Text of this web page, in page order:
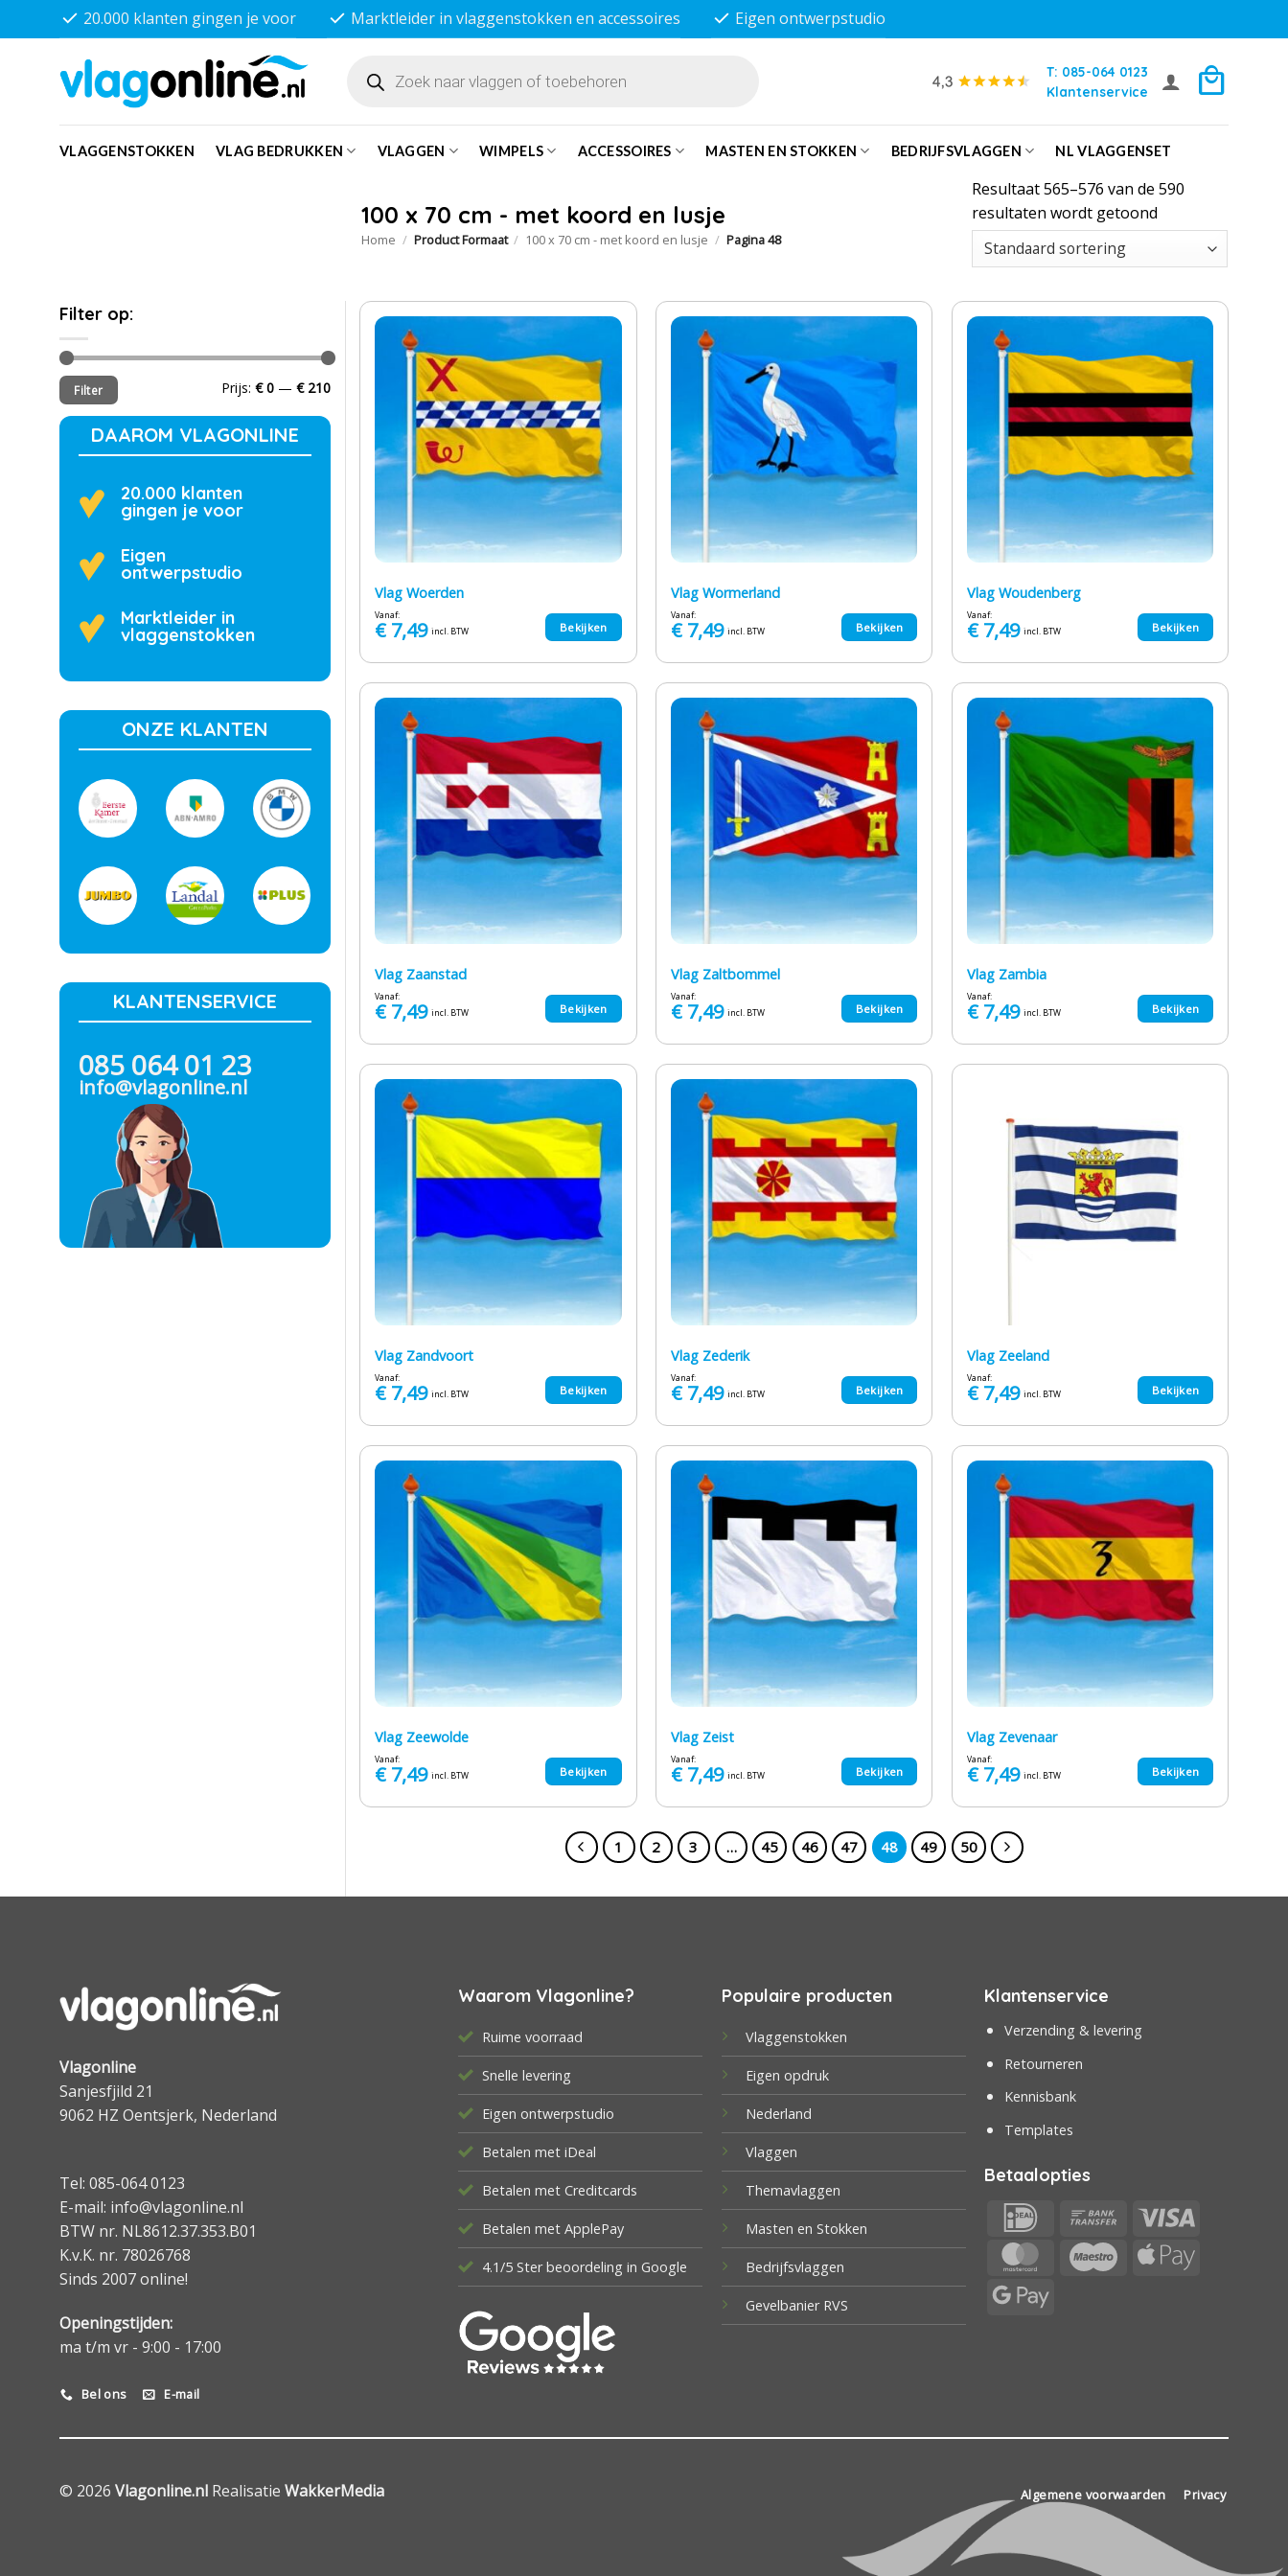
naar
20.000 klanten gingen je voor Marktleider in vlaggenstokken en accessoires Eigen ontwerpstudio
zoeken
T: 085-064 0123
Klantenservice
VLAGGENSTOKKEN VLAG BEDRUKKEN VLAGGEN WIMPELS ACCESSOIRES MASTEN EN STOKKEN BEDRIJFSVLAGGEN NL VLAGGENSET
100 x 70 cm - met koord en lusje
Home / Product Formaat / 100 x 70 cm - met koord en lusje / Pagina 48
Resultaat 565–576 van de 590
resultaten wordt getoond
Filter op:
Min.
prijs
Max.
prijsFilter Prijs: € 0— € 210
DAAROM VLAGONLINE
20.000 klanten
gingen je voor
Eigen
ontwerpstudio
Marktleider in
vlaggenstokken
ONZE KLANTEN
KLANTENSERVICE
085 064 01 23
info@vlagonline.nl
Vlag Woerden
Vanaf:
€7,49 incl. BTW Bekijken
Vlag Wormerland
Vanaf:
€7,49 incl. BTW Bekijken
Vlag Woudenberg
Vanaf:
€7,49 incl. BTW Bekijken
Vlag Zaanstad
Vanaf:
€7,49 incl. BTW Bekijken
Vlag Zaltbommel
Vanaf:
€7,49 incl. BTW Bekijken
Vlag Zambia
Vanaf:
€7,49 incl. BTW Bekijken
Vlag Zandvoort
Vanaf:
€7,49 incl. BTW Bekijken
Vlag Zederik
Vanaf:
€7,49 incl. BTW Bekijken
Vlag Zeeland
Vanaf:
€7,49 incl. BTW Bekijken
Vlag Zeewolde
Vanaf:
€7,49 incl. BTW Bekijken
Vlag Zeist
Vanaf:
€7,49 incl. BTW Bekijken
Vlag Zevenaar
Vanaf:
€7,49 incl. BTW Bekijken
1 2 3 … 45 46 47 48 49 50
Vlagonline
Sanjesfjild 21
9062 HZ Oentsjerk, Nederland
Tel: 085-064 0123
E-mail: info@vlagonline.nl
BTW nr. NL8612.37.353.B01
K.v.K. nr. 78026768
Sinds 2007 online!
Openingstijden:
ma t/m vr - 9:00 - 17:00
Bel ons E-mail
Waarom Vlagonline?
Ruime voorraad
Snelle levering
Eigen ontwerpstudio
Betalen met iDeal
Betalen met Creditcards
Betalen met ApplePay
4.1/5 Ster beoordeling in Google
Populaire producten
Vlaggenstokken
Eigen opdruk
Nederland
Vlaggen
Themavlaggen
Masten en Stokken
Bedrijfsvlaggen
Gevelbanier RVS
Klantenservice
Verzending & levering
Retourneren
Kennisbank
Templates
Betaalopties
IDeal
Bank
MasterCard Maestro Apple
Google
© 2026 Vlagonline.nl Realisatie WakkerMedia Algemene voorwaarden Privacy